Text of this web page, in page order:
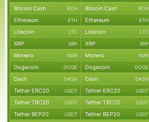
Bitcoin Cash BCH Bitcoin Cash BCH
Ethereum ETH Ethereum ETH
Litecoin LTC Litecoin LTC
XRP XRP XRP XRP
Monero XMR Monero XMR
Dogecoin DOGE Dogecoin DOGE
Dash DASH Dash DASH
Tether ERC20 USDT Tether ERC20 USDT
Tether TRC20 USDT Tether TRC20 USDT
Tether BEP20 USDT Tether BEP20 USDT